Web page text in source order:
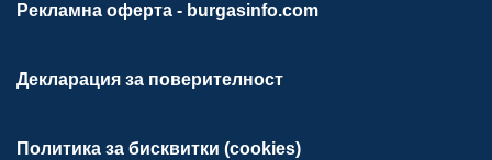
Рекламна оферта - burgasinfo.com
Декларация за поверителност
Политика за бисквитки (cookies)